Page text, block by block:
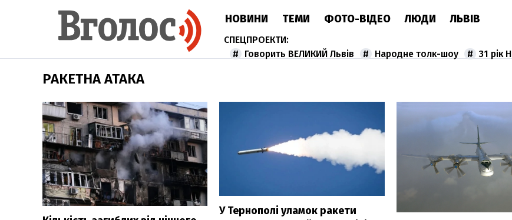
НОВИНИ ТЕМИ ФОТО-ВІДЕО ЛЮДИ ЛЬВІВ
Говорить ВЕЛИКИЙ Львів Народне толк-шоу 31 рік
РАКЕТНА АТАКА
У Тернополі уламок ракети